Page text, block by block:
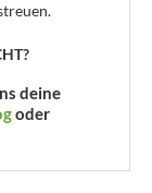
deine
oder